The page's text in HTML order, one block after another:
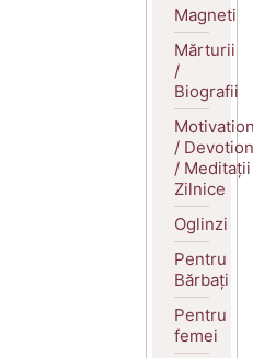
Magneti
Mărturii
/
Biografii
/
/ Meditații
Zilnice
Oglinzi
Pentru
Bărbați
Pentru
femei